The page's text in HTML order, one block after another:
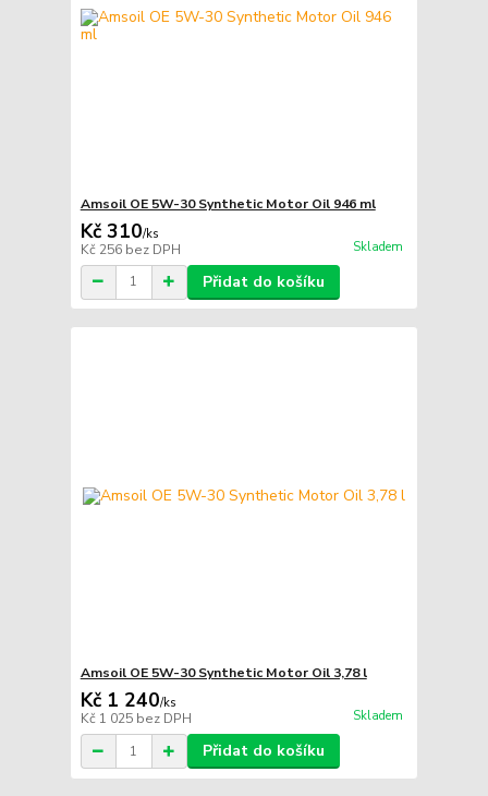
Amsoil OE 5W-30 Synthetic Motor Oil 946 ml
Kč 310/ks
Kč 256 bez DPH Skladem
Přidat do košíku
Amsoil OE 5W-30 Synthetic Motor Oil 3,78 l
Kč 1 240/ks
Kč 1 025 bez DPH Skladem
Přidat do košíku